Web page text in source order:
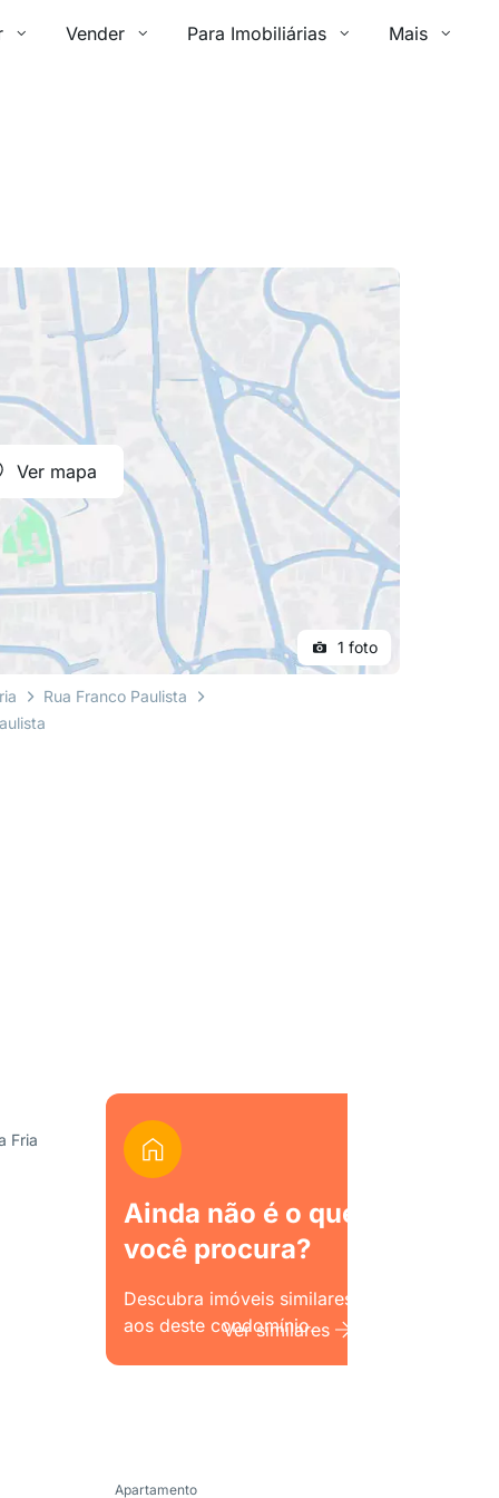
Vender Para Imobiliárias Mais
Ver mapa
1 foto
Rua Franco Paulista
Fria
Ainda não é o que
você procura?
Descubra imóveis similares
aos deste condomínio.
Ver similares
Apartamento